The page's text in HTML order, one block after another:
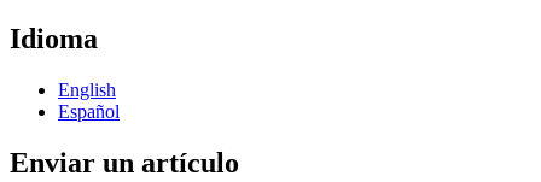
Idioma
English
Español
Enviar un artículo